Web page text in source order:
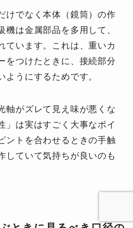
けでなく本体（鏡筒）の作
機は金属部品を多用して、
ています。これは、重いカ
をつけたときに、接続部分
ようにするためです。
軸がズレて見え味が悪くな
」は実はすごく大事なポイ
ントを合わせるときの手触
していて気持ちが良いのも